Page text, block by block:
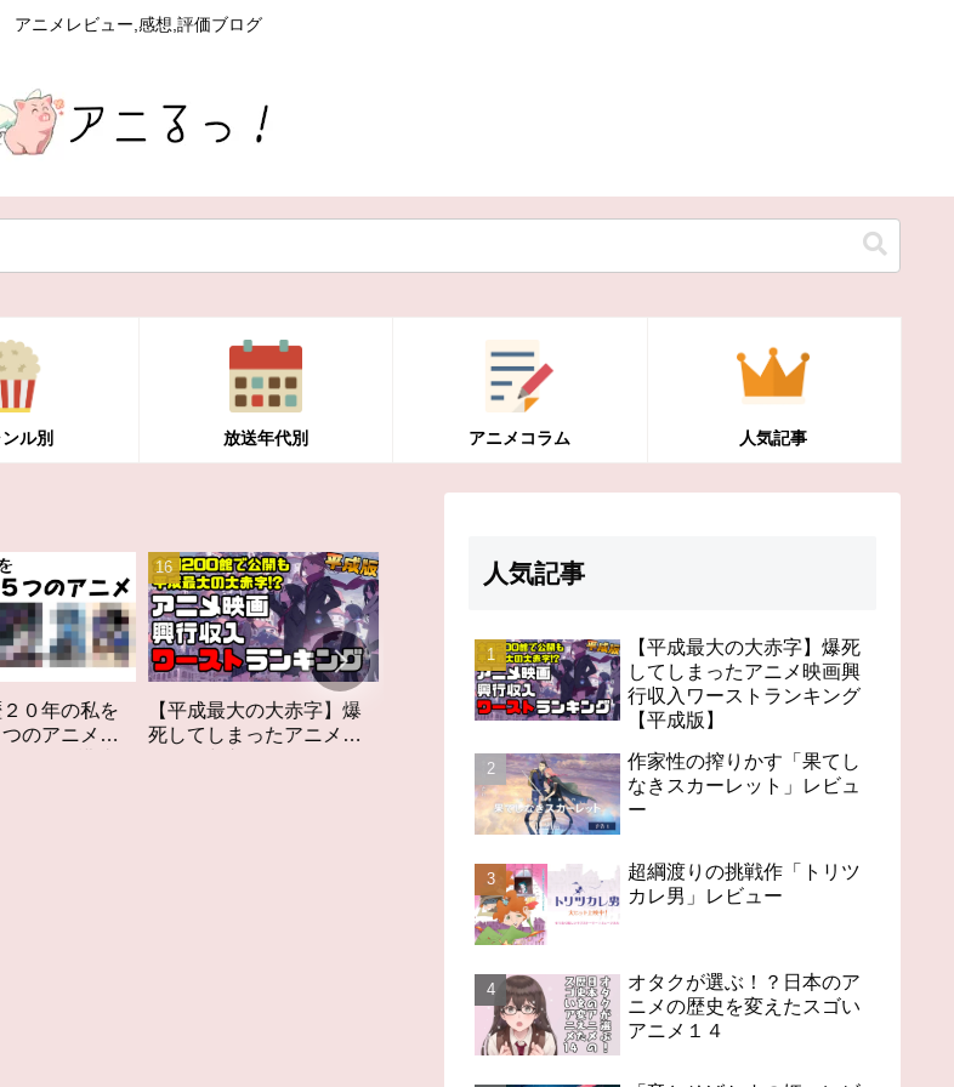
アニメレビュー,感想,評価ブログ
ル別 放送年代別 アニメコラム 人気記事
最大の大赤字】爆
しまったアニメ映
作家性の搾りかす「果て
しなきスカーレット」レ
オタクが選ぶ！？日本の
アニメの歴史を変えたス
ゴいアニメ１４
98分の無感動「未来のミ
ライ」レビュー
人気記事
【平成最大の大赤字】爆死
してしまったアニメ映画興
行収入ワーストランキング
【平成版】
作家性の搾りかす「果てし
なきスカーレット」レビュ
ー
超綱渡りの挑戦作「トリツ
カレ男」レビュー
オタクが選ぶ！？日本のア
ニメの歴史を変えたスゴい
アニメ１４